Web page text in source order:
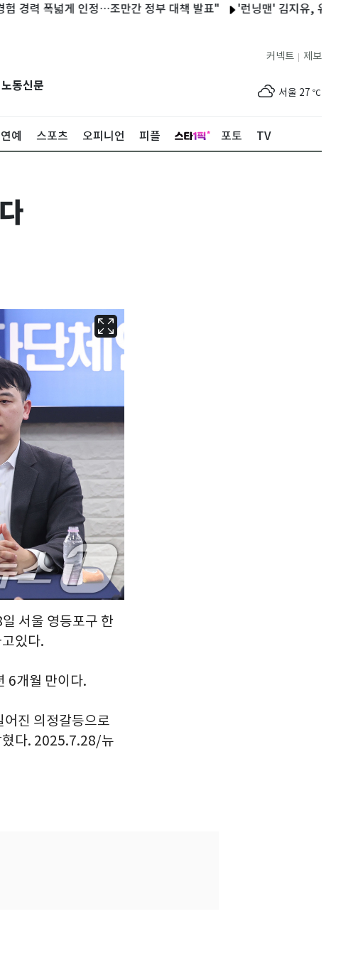
폭넓게 인정…조만간 정부 대책 발표" '런닝맨' 김지유, 유재석 옆에
노동신문
제보
커넥트
서울 27 ℃
연예 스포츠 오피니언 피플 포토 TV
서울 영등포구 한
있다.
6개월 만이다.
진 의정갈등으로
혔다. 2025.7.28/뉴